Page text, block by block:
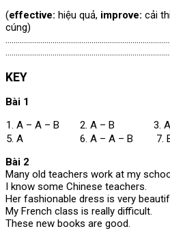
(effective: hiệu quả, improve: cải
cúng)
KEY
Bài 1
1. A – A – B
2. A – B 3.
5. A
6. A – A – B 7.
Bài 2
Many old teachers work at my
I know some Chinese teachers.
Her fashionable dress is very
My French class is really difficult.
These new books are good.